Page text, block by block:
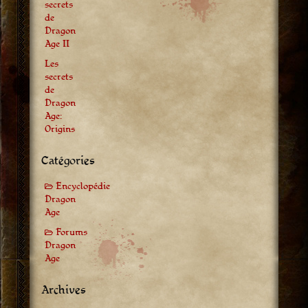
secrets
de
Dragon
Age II
Les
secrets
de
Dragon
Age:
Origins
Catégories
Encyclopédie
Dragon
Age
Forums
Dragon
Age
Archives